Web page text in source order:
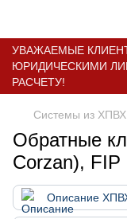
УВАЖАЕМЫЕ
ЮРИДИЧЕСКИМИ
РАСЧЕТУ!
Системы из ХПВХ
Обратные
Corzan),
Описание